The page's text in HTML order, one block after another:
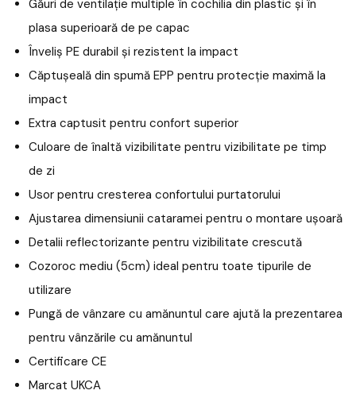
Găuri de ventilație multiple în cochilia din plastic și în
plasa superioară de pe capac
Înveliș PE durabil și rezistent la impact
Căptușeală din spumă EPP pentru protecție maximă la
impact
Extra captusit pentru confort superior
Culoare de înaltă vizibilitate pentru vizibilitate pe timp
de zi
Usor pentru cresterea confortului purtatorului
Ajustarea dimensiunii cataramei pentru o montare ușoară
Detalii reflectorizante pentru vizibilitate crescută
Cozoroc mediu (5cm) ideal pentru toate tipurile de
utilizare
Pungă de vânzare cu amănuntul care ajută la prezentarea
pentru vânzările cu amănuntul
Certificare CE
Marcat UKCA